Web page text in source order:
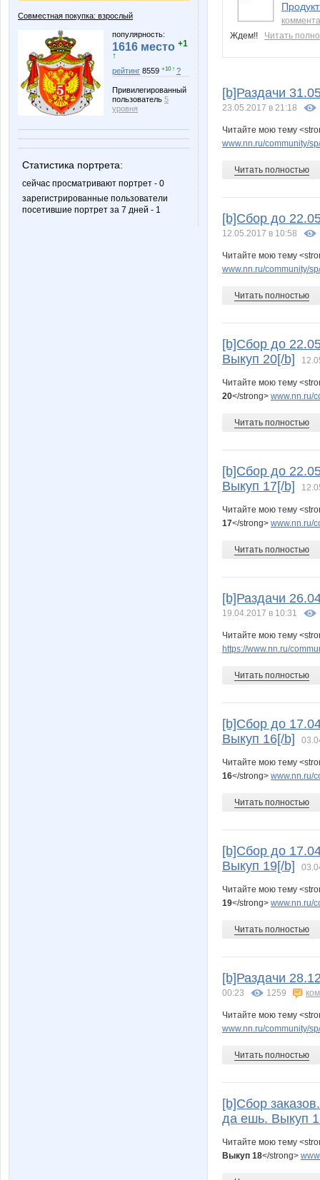
Совместная покупка: взрослый
популярность:
1616 место +1
↑
рейтинг 8559 +10 ↑ ?
Привилегированный
пользователь 5
уровня
Статистика портрета:
сейчас просматривают портрет - 0
зарегистрированные пользователи
посетившие портрет за 7 дней - 1
Ждем!! Читать
[b]Раздачи
23.05.2017 в 21:18
Читайте мою тему
www.nn.ru/community/
Читать полностью
[b]Сбор до
12.05.2017 в 10:58
Читайте мою тему
www.nn.ru/community/
Читать полностью
[b]Сбор до
Выкуп 20[/b]
Читайте мою тему
20</strong> www.nn.ru/
Читать полностью
[b]Сбор до
Выкуп 17[/b]
Читайте мою тему
17</strong> www.nn.ru/
Читать полностью
[b]Раздачи
19.04.2017 в 10:31
Читайте мою тему
https://www.nn.ru/
Читать полностью
[b]Сбор до
Выкуп 16[/b]
Читайте мою тему
16</strong> www.nn.ru/
Читать полностью
[b]Сбор до
Выкуп 19[/b]
Читайте мою тему
19</strong> www.nn.ru/
Читать полностью
[b]Раздачи
00:23 1259
Читайте мою тему
www.nn.ru/community/
Читать полностью
[b]Сбор
да ешь. Выкуп
Читайте мою тему
Выкуп 18</strong>